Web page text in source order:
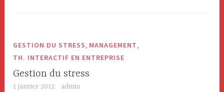
GESTION DU STRESS, MANAGEMENT,
TH. INTERACTIF EN ENTREPRISE
Gestion du stress
1 janvier 2012 admin